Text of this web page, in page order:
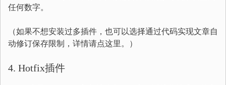
任何数字。
（如果不想安装过多插件，也可以选择通过代码实现文章自
动修订保存限制，详情请点这里。）
4. Hotfix插件